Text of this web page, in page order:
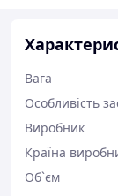
Вага
Особливість
Виробник
Країна
Об`єм